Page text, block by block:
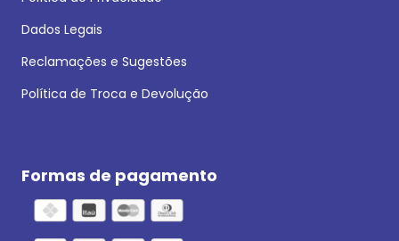
Dados Legais
Reclamações e Sugestões
Política de Troca e Devolução
Formas de pagamento